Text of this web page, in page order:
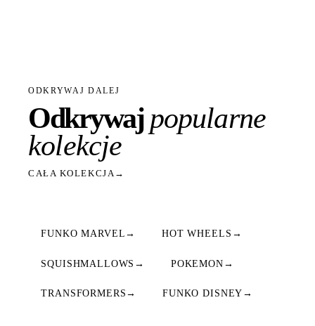
ODKRYWAJ DALEJ
Odkrywajpopularne
kolekcje
CAŁA KOLEKCJA→
FUNKO MARVEL → HOT WHEELS →
SQUISHMALLOWS → POKEMON →
TRANSFORMERS → FUNKO DISNEY →